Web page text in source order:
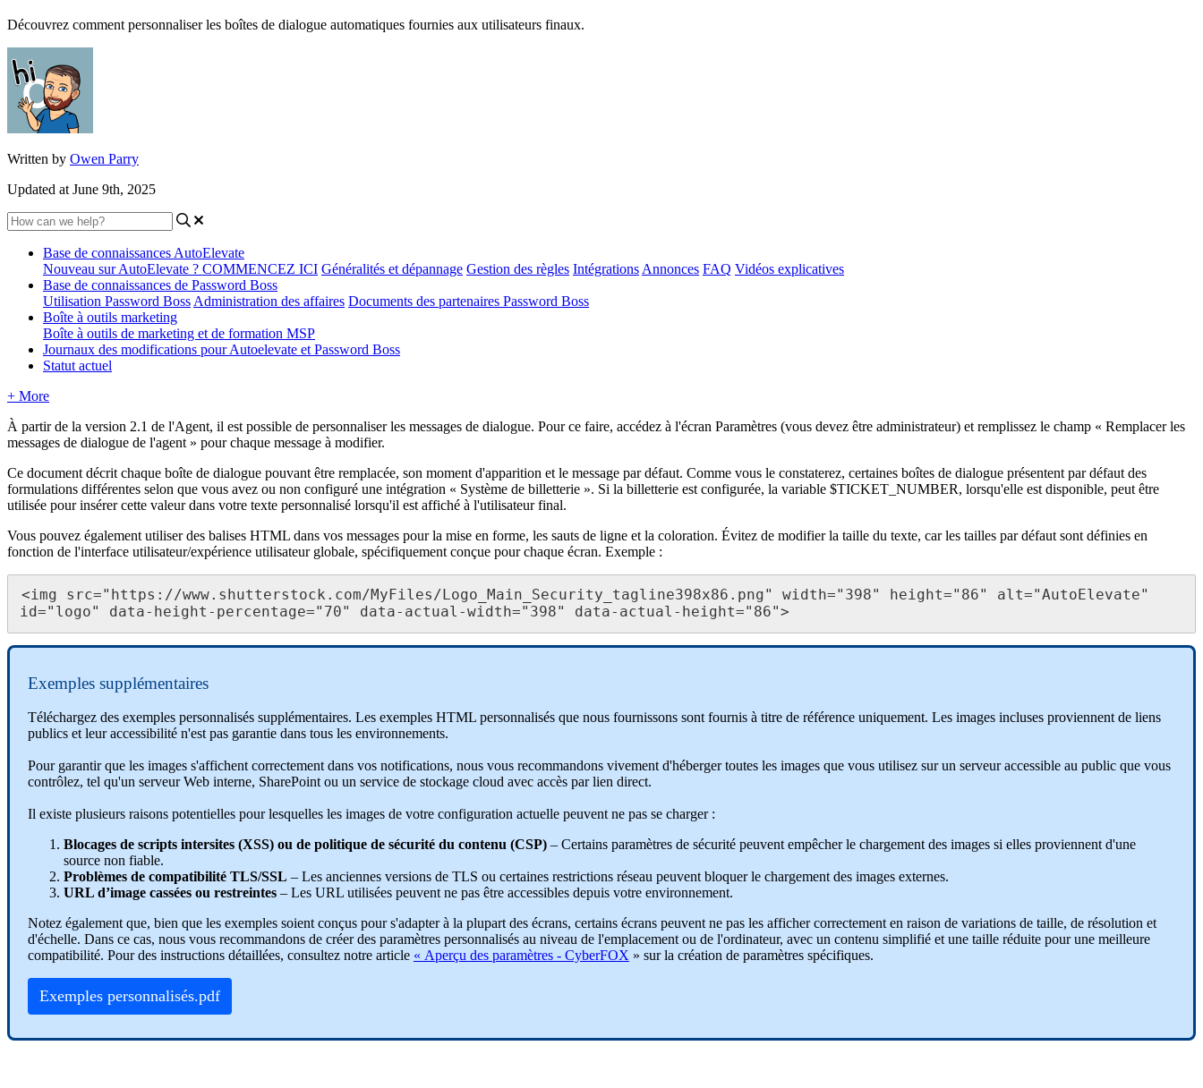
Découvrez comment personnaliser les boîtes de dialogue automatiques fournies aux utilisateurs finaux.
Written by Owen Parry
Updated at June 9th, 2025
Base de connaissances AutoElevate
Nouveau sur AutoElevate ? COMMENCEZ ICI Généralités et dépannage Gestion des règles Intégrations Annonces FAQ Vidéos explicatives
Base de connaissances de Password Boss
Utilisation Password Boss Administration des affaires Documents des partenaires Password Boss
Boîte à outils marketing
Boîte à outils de marketing et de formation MSP
Journaux des modifications pour Autoelevate et Password Boss
Statut actuel
+ More
À partir de la version 2.1 de l'Agent, il est possible de personnaliser les messages de dialogue. Pour ce faire, accédez à l'écran Paramètres (vous devez être administrateur) et remplissez le champ « Remplacer les
messages de dialogue de l'agent » pour chaque message à modifier.
Ce document décrit chaque boîte de dialogue pouvant être remplacée, son moment d'apparition et le message par défaut. Comme vous le constaterez, certaines boîtes de dialogue présentent par défaut des
formulations différentes selon que vous avez ou non configuré une intégration « Système de billetterie ». Si la billetterie est configurée, la variable $TICKET_NUMBER, lorsqu'elle est disponible, peut être
utilisée pour insérer cette valeur dans votre texte personnalisé lorsqu'il est affiché à l'utilisateur final.
Vous pouvez également utiliser des balises HTML dans vos messages pour la mise en forme, les sauts de ligne et la coloration. Évitez de modifier la taille du texte, car les tailles par défaut sont définies en
fonction de l'interface utilisateur/expérience utilisateur globale, spécifiquement conçue pour chaque écran. Exemple :
<img src=" https : //www. shutterstock . com/MyFiles/Logo_Main_Security_tagline398x86 . png" width=" 398" height=" 86" alt="AutoElevate"
id=" logo" data- height - percentage=" 70" data- actual -width=" 398" data- actual - height=" 86">
Exemples supplémentaires
Téléchargez des exemples personnalisés supplémentaires. Les exemples HTML personnalisés que nous fournissons sont fournis à titre de référence uniquement. Les images incluses proviennent de liens
publics et leur accessibilité n'est pas garantie dans tous les environnements.
Pour garantir que les images s'affichent correctement dans vos notifications, nous vous recommandons vivement d'héberger toutes les images que vous utilisez sur un serveur accessible au public que vous
contrôlez, tel qu'un serveur Web interne, SharePoint ou un service de stockage cloud avec accès par lien direct.
Il existe plusieurs raisons potentielles pour lesquelles les images de votre configuration actuelle peuvent ne pas se charger :
Blocages de scripts intersites (XSS) ou de politique de sécurité du contenu (CSP) – Certains paramètres de sécurité peuvent empêcher le chargement des images si elles proviennent d'une
source non fiable.
Problèmes de compatibilité TLS/SSL – Les anciennes versions de TLS ou certaines restrictions réseau peuvent bloquer le chargement des images externes.
URL d’image cassées ou restreintes – Les URL utilisées peuvent ne pas être accessibles depuis votre environnement.
Notez également que, bien que les exemples soient conçus pour s'adapter à la plupart des écrans, certains écrans peuvent ne pas les afficher correctement en raison de variations de taille, de résolution et
d'échelle. Dans ce cas, nous vous recommandons de créer des paramètres personnalisés au niveau de l'emplacement ou de l'ordinateur, avec un contenu simplifié et une taille réduite pour une meilleure
compatibilité. Pour des instructions détaillées, consultez notre article « Aperçu des paramètres - CyberFOX » sur la création de paramètres spécifiques.
Exemples personnalisés.pdf